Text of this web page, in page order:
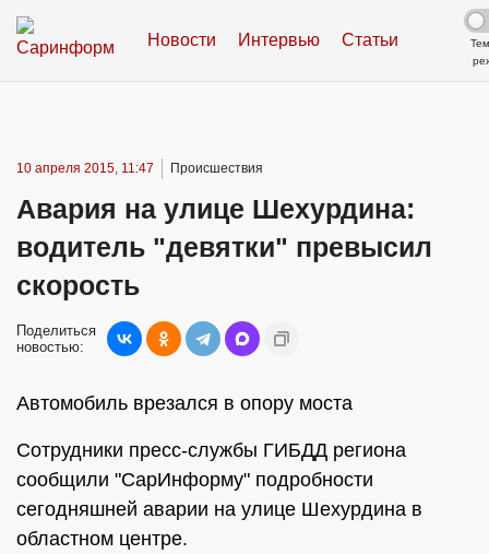
Новости Интервью Статьи
10 апреля 2015, 11:47 Происшествия
Авария на улице Шехурдина:
водитель "девятки" превысил
скорость
Поделиться
новостью:
Автомобиль врезался в опору моста
Сотрудники пресс-службы ГИБДД региона
сообщили "СарИнформу" подробности
сегодняшней аварии на улице Шехурдина в
областном центре.